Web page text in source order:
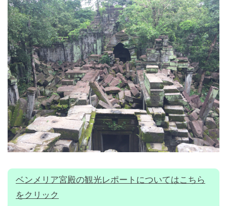
ベンメリア宮殿の観光レポートについてはこちら
をクリック